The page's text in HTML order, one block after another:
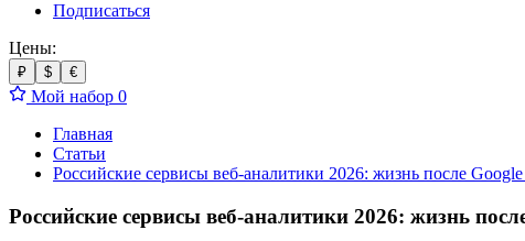
Подписаться
Цены:
₽ $ €
Мой набор 0
Главная
Статьи
Российские сервисы веб-аналитики 2026: жизнь после
Российские сервисы веб-аналитики 2026: жизнь